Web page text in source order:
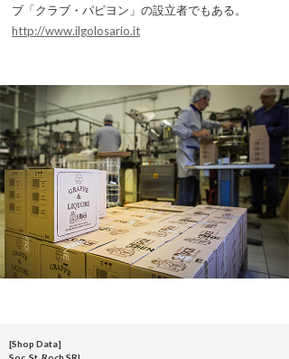
ブ「クラブ・パピヨン」の設立者でもある。
http://www.ilgolosario.it
[Shop Data]